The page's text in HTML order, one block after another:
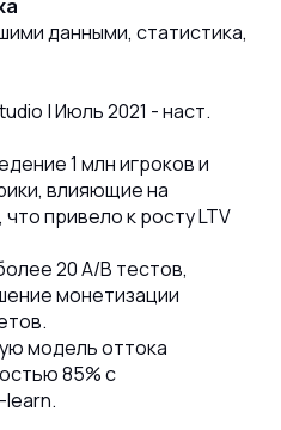
данными, статистика,
| Июль 2021 - наст.
1 млн игроков и
влияющие на
привело к росту LTV
20 A/B тестов,
монетизации
модель оттока
85% с
learn.